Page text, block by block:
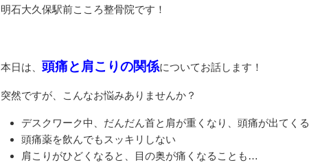
明石大久保駅前こころ整骨院です！
本日は、 頭痛と肩こりの関係についてお話します！
突然ですが、こんなお悩みありませんか？
デスクワーク中、だんだん首と肩が重くなり、頭痛が出てくる
頭痛薬を飲んでもスッキリしない
肩こりがひどくなると、目の奥が痛くなることも…